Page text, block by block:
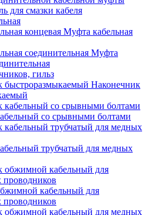
для смазки кабеля
Муфта кабельная
Муфта
гильз
Наконечник
со срывными болтами
трубчатый для медных
кабельный для